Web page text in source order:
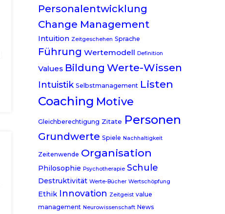
Personalentwicklung
Change Management
Intuition Zeitgeschehen Sprache
Führung Wertemodell Definition
Values Bildung Werte-Wissen
Intuistik Selbstmanagement Listen
Coaching Motive
Gleichberechtigung Zitate Personen
Grundwerte Spiele Nachhaltigkeit
Zeitenwende Organisation
Philosophie Psychotherapie Schule
Destruktivität Werte-Bücher Wertschöpfung
Ethik Innovation Zeitgeist value
management Neurowissenschaft News